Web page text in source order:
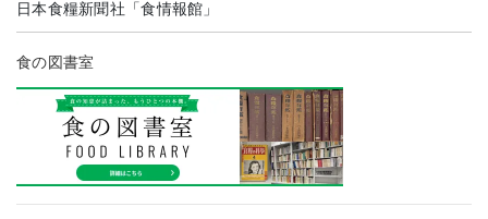
日本食糧新聞社「食情報館」
食の図書室